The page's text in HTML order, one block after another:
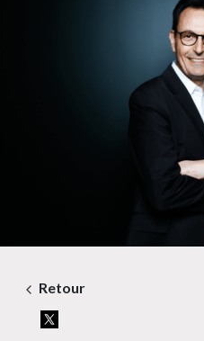
Retour